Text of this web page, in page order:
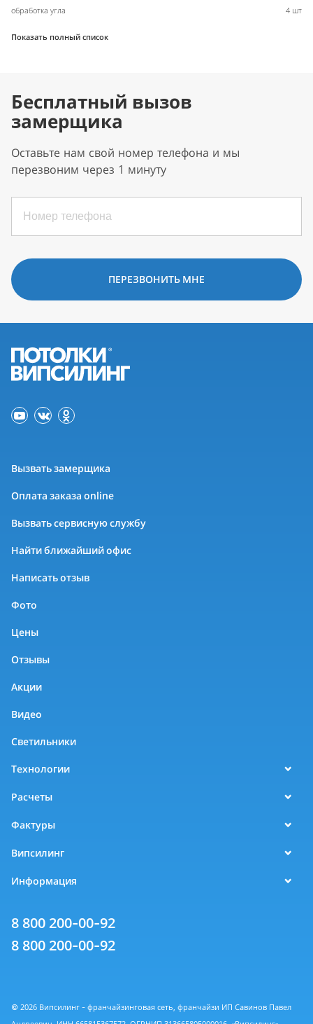
обработка угла 4 шт
Показать полный список
Бесплатный вызов
замерщика
Оставьте нам свой номер телефона и мы
перезвоним через 1 минуту
ПЕРЕЗВОНИТЬ МНЕ
Вызвать замерщика
Оплата заказа online
Вызвать сервисную службу
Найти ближайший офис
Написать отзыв
Фото
Цены
Отзывы
Акции
Видео
Светильники
Технологии
Расчеты
Фактуры
Випсилинг
Информация
8 800 200-00-92
8 800 200-00-92
© 2026 Випсилинг - франчайзинговая сеть, франчайзи ИП Савинов Павел